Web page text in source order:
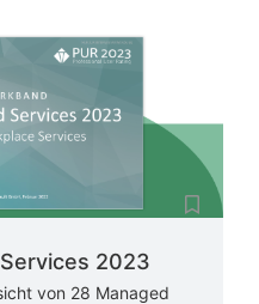
2023
von 28 Managed